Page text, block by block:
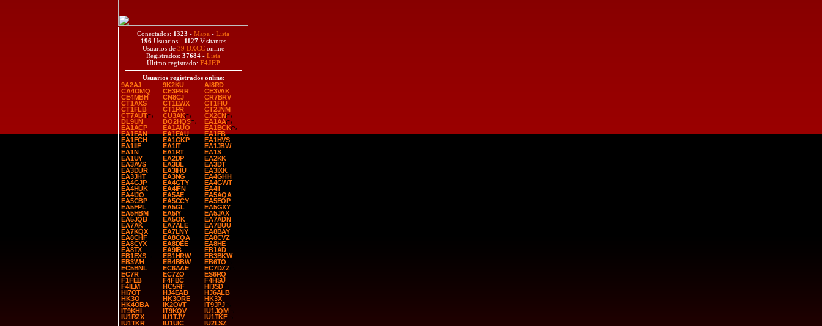
Conectados: 1323 - Mapa - Lista
196Usuarios - 1127Visitantes
Usuarios de 39 DXCConline
Registrados: 37684 - Lista
Último registrado: F4JEP
Usuarios registrados online:
9A2AJ
9K2KU
AI8RD
CA4OMQ
CE3PRR
CE3VAK
CE4MBH
CN8CJ
CR7BRV
CT1AXS
CT1EWX
CT1FIU
CT1FLB
CT1PR
CT2JNM
CT7AUT
CU3AK
CX2CN
DL9UN
DO2HQS
EA1AA
EA1ACP
EA1AUO
EA1BCK
EA1EAN
EA1EAU
EA1FB
EA1FCH
EA1GKP
EA1HVS
EA1IIF
EA1IT
EA1JBW
EA1N
EA1RT
EA1S
EA1UY
EA2DP
EA2KK
EA3AVS
EA3BL
EA3DT
EA3DUR
EA3IHU
EA3IXK
EA3JHT
EA3NG
EA4GHH
EA4GJP
EA4GTY
EA4GWT
EA4HUK
EA4IFN
EA4II
EA4IJO
EA5AE
EA5AQA
EA5CBP
EA5CCY
EA5EOP
EA5FPL
EA5GL
EA5GXY
EA5HBM
EA5IY
EA5JAX
EA5JQB
EA5OK
EA7ADN
EA7AK
EA7ALE
EA7BUU
EA7KQX
EA7LNY
EA8BAY
EA8CHF
EA8CQA
EA8CVZ
EA8CYX
EA8DEE
EA8HE
EA8TX
EA9IB
EB1AD
EB1EXS
EB1HRW
EB3BKW
EB3WH
EB4BBW
EB6TO
EC5BNL
EC6AAE
EC7DZZ
EC7R
EC7ZO
ES6RQ
F1FEB
F4FBC
F4HSU
F4ILM
HC5RF
HI3SD
HI7OT
HJ4EAB
HJ6ALB
HK3O
HK3ORE
HK3X
HK4OBA
IK2OVT
IT9JPJ
IT9KHI
IT9KQV
IU1JQM
IU1RZX
IU1TJV
IU1TKF
IU1TKR
IU1UIC
IU2LSZ